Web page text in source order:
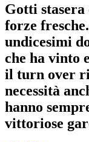
Gotti
forze
undicesimi
che ha vinto
il turn over
necessità
hanno
vittoriose